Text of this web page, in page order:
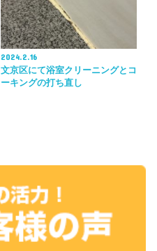
2024.2.16
文京区にて浴室クリーニングとコ
ーキングの打ち直し